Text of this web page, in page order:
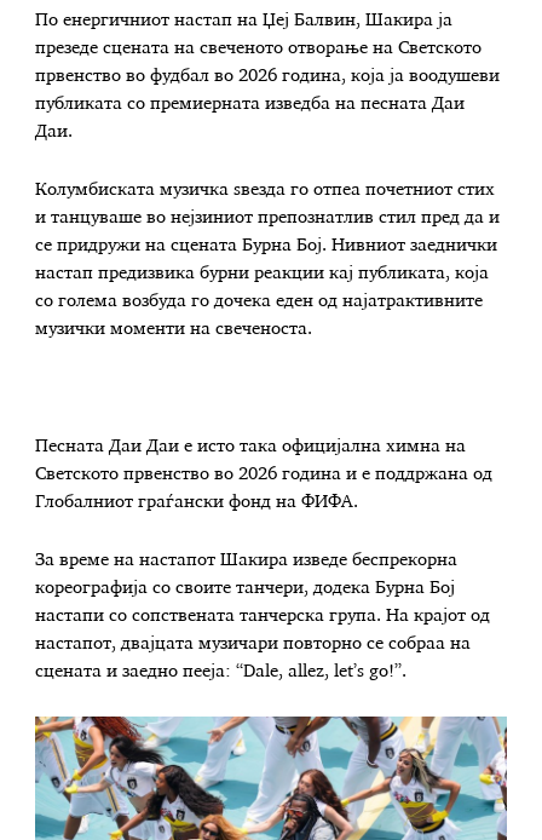
По енергичниот настап на Џеј Балвин, Шакира ја
презеде сцената на свеченото отворање на Светското
првенство во фудбал во 2026 година, која ја воодушеви
публиката со премиерната изведба на песната Даи
Даи.
Колумбиската музичка ѕвезда го отпеа почетниот стих
и танцуваше во нејзиниот препознатлив стил пред да и
се придружи на сцената Бурна Бој. Нивниот заеднички
настап предизвика бурни реакции кај публиката, која
со голема возбуда го дочека еден од најатрактивните
музички моменти на свеченоста.
Песната Даи Даи е исто така официјална химна на
Светското првенство во 2026 година и е поддржана од
Глобалниот граѓански фонд на ФИФА.
За време на настапот Шакира изведе беспрекорна
кореографија со своите танчери, додека Бурна Бој
настапи со сопствената танчерска група. На крајот од
настапот, двајцата музичари повторно се собраа на
сцената и заедно пееја: “Dale, allez, let’s go!”.